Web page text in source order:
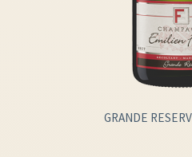
GRANDE